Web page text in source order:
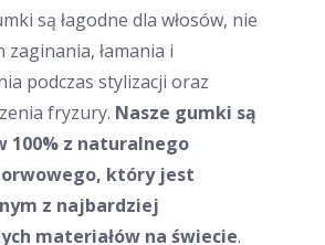
są łagodne dla włosów, nie
zaginania, łamania i
podczas stylizacji oraz
fryzury. Nasze gumki są
100% z naturalnego
który jest
z najbardziej
materiałów na świecie.